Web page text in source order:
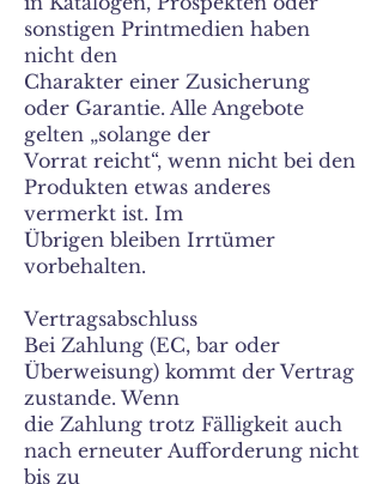
sonstigen Printmedien haben
nicht den
Charakter einer Zusicherung
oder Garantie. Alle Angebote
gelten „solange der
Vorrat reicht“, wenn nicht bei den
Produkten etwas anderes
vermerkt ist. Im
Übrigen bleiben Irrtümer
vorbehalten.
Vertragsabschluss
Bei Zahlung (EC, bar oder
Überweisung) kommt der Vertrag
zustande. Wenn
die Zahlung trotz Fälligkeit auch
nach erneuter Aufforderung nicht
bis zu